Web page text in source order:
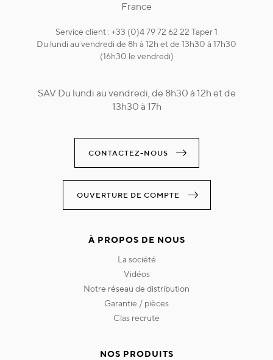
France
Service client : +33 (0)4 79 72 62 22 Taper 1
Du lundi au vendredi de 8h à 12h et de 13h30 à 17h30
(16h30 le vendredi)
SAV Du lundi au vendredi, de 8h30 à 12h et de
13h30 à 17h
CONTACTEZ-NOUS
OUVERTURE DE COMPTE
À PROPOS DE NOUS
la société
vidéos
notre réseau de distribution
garantie / pièces
clas recrute
NOS PRODUITS